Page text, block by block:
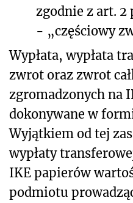
zgodnie z art. 2
- „częściowy
Wypłata, wypłata
zwrot oraz zwrot
zgromadzonych na
dokonywane w
Wyjątkiem od tej
wypłaty
IKE papierów
podmiotu